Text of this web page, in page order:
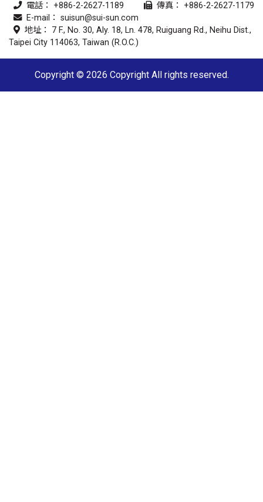
電話： +886-2-2627-1189
傳真： +886-2-2627-1179
E-mail： suisun@sui-sun.com
地址： 7 F., No. 30, Aly. 18, Ln. 478, Ruiguang Rd., Neihu Dist.,
Taipei City 114063, Taiwan (R.O.C.)
Copyright © 2026 Copyright All rights reserved.